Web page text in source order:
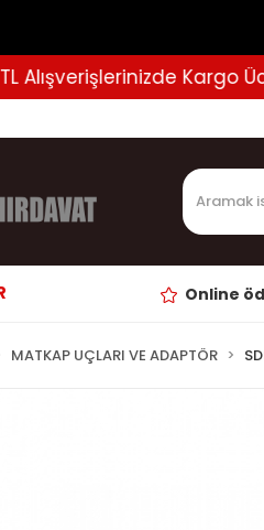
Alışverişlerinizde Kargo
Online
MATKAP UÇLARI VE ADAPTÖR